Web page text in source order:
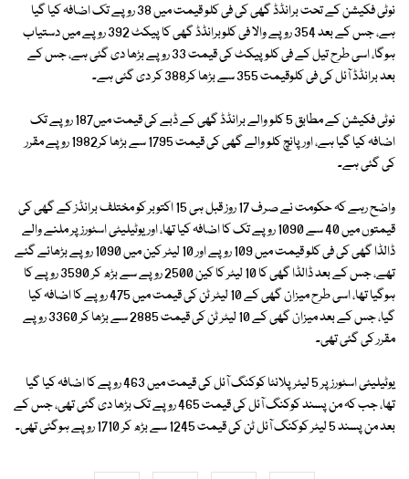
نوٹی فکیشن کے تحت برانڈڈ گھی کی فی کلو قیمت میں 38 روپے تک اضافہ کیا گیا
ہے، جس کے بعد 354 روپے والا فی کلوبرانڈڈ گھی کا پیکٹ 392 روپے میں دستیاب
ہوگا، اسی طرح تیل کے فی کلو پیکٹ کی قیمت 33 روپے بڑھا دی گئی ہے، جس کے
بعد برانڈڈ آئل کی فی کلوقیمت 355 سے بڑھا کر388 کر دی گئی ہے۔
نوٹی فکیشن کے مطابق 5 کلو والے برانڈڈ گھی کے ڈبے کی قیمت میں187 روپے تک
اضافہ کیا گیا ہے، اور پانچ کلو والے گھی کی قیمت 1795 سے بڑھا کر1982 روپے مقرر
کی گئی ہے۔
واضح رہے کہ حکومت نے صرف 17 روز قبل ہی 15 اکتوبر کو مختلف برانڈز کے گھی کی
قیمتوں میں 40 سے 1090 روپے تک کا اضافہ کیا تھا، اور یوٹیلیٹی اسٹورز پر ملنے والے
ڈالڈا گھی کی فی کلو قیمت میں 109 روپے اور 10 لیٹر کین میں 1090 روپے بڑھائے گئے
تھے، جس کے بعد ڈالڈا گھی کا 10 لیٹر کا کین 2500 روپے سے بڑھ کر 3590 روپے کا
ہوگیا تھا، اسی طرح میزان گھی کے 10 لیٹر ٹن کی قیمت میں 475 روپے کا اضافہ کیا
گیا، جس کے بعد میزان گھی کے 10 لیٹر ٹن کی قیمت 2885 سے بڑھا کر 3360 روپے
مقرر کی گئی تھی۔
یوٹیلیٹی اسٹورز پر 5 لیٹر پلانٹا کوکنگ آئل کی قیمت میں 463 روپے کا اضافہ کیا گیا
تھا، جب کہ من پسند کوکنگ آئل کی قیمت 465 روپے تک بڑھا دی گئی تھی، جس کے
بعد من پسند 5 لیٹر کوکنگ آئل ٹن کی قیمت 1245 سے بڑھ کر 1710 روپے ہوگئی تھی۔